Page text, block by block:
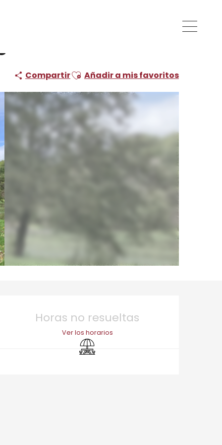
CompartirAjouter aux favoris
Añadir a mis favoritos
Horas no resueltas
Ver los horarios
Zona de picnic